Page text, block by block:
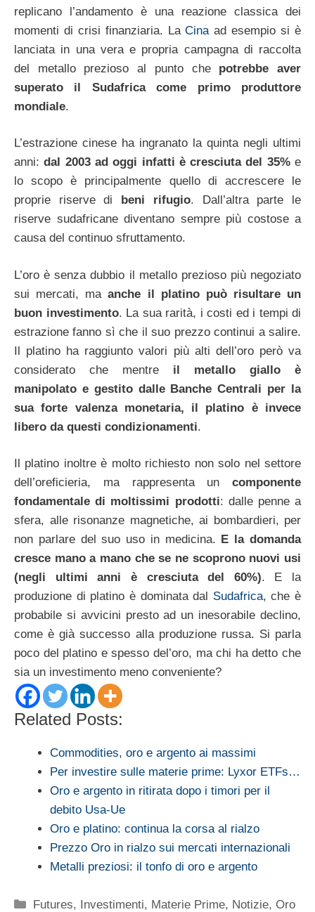
replicano l’andamento è una reazione classica dei
momenti di crisi finanziaria. LaCinaad esempio si è
lanciata in una vera e propria campagna di raccolta
del metallo prezioso al punto che potrebbe aver
superato il Sudafrica come primo produttore
mondiale.
L’estrazione cinese ha ingranato la quinta negli ultimi
anni:dal 2003 ad oggi infatti è cresciuta del 35%e
lo scopo è principalmente quello di accrescere le
proprie riserve di
beni rifugio. Dall’altra parte le
riserve sudafricane diventano sempre più costose a
causa del continuo sfruttamento.
L’oro è senza dubbio il metallo prezioso più negoziato
sui mercati, maanche il platino può risultare un
buon investimento. La sua rarità, i costi ed i tempi di
estrazione fanno sì che il suo prezzo continui a salire.
Il platino ha raggiunto valori più alti dell’oro però va
considerato che mentre il metallo giallo è
manipolato e gestito dalle Banche Centrali per la
sua forte valenza monetaria, il platino è invece
libero da questi condizionamenti.
Il platino inoltre è molto richiesto non solo nel settore
dell’oreficieria, ma rappresenta un componente
fondamentale di moltissimi prodotti: dalle penne a
sfera, alle risonanze magnetiche, ai bombardieri, per
non parlare del suo uso in medicina. E la domanda
cresce mano a mano che se ne scoprono nuovi usi
(negli ultimi anni è cresciuta del 60%). E la
produzione di platino è dominata dal Sudafrica, che è
probabile si avvicini presto ad un inesorabile declino,
come è già successo alla produzione russa. Si parla
poco del platino e spesso del’oro, ma chi ha detto che
sia un investimento meno conveniente?
Related Posts:
Commodities, oro e argento ai massimi
Per investire sulle materie prime: Lyxor ETFs…
Oro e argento in ritirata dopo i timori per il
debito Usa-Ue
Oro e platino: continua la corsa al rialzo
Prezzo Oro in rialzo sui mercati internazionali
Metalli preziosi: il tonfo di oro e argento
Categorie
Futures, Investimenti, Materie Prime, Notizie,Oro